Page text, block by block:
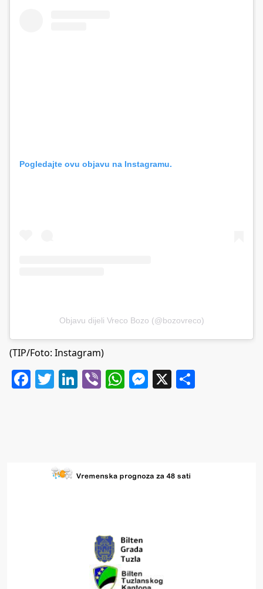
Pogledajte ovu objavu na Instagramu.
Objavu dijeli Vreco Bozo (@bozovreco)
(TIP/Foto: Instagram)
Facebook
Twitter
LinkedIn
ViberWhatsApp
Messenger
X